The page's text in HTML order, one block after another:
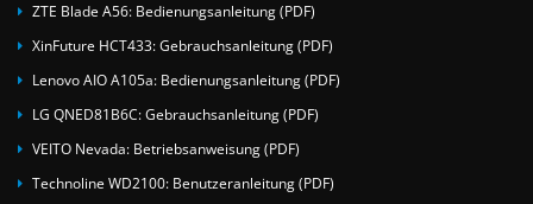
ZTE Blade A56: Bedienungsanleitung (PDF)
XinFuture HCT433: Gebrauchsanleitung (PDF)
Lenovo AIO A105a: Bedienungsanleitung (PDF)
LG QNED81B6C: Gebrauchsanleitung (PDF)
VEITO Nevada: Betriebsanweisung (PDF)
Technoline WD2100: Benutzeranleitung (PDF)